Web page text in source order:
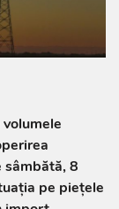
sâmbătă, 8
pe piețele